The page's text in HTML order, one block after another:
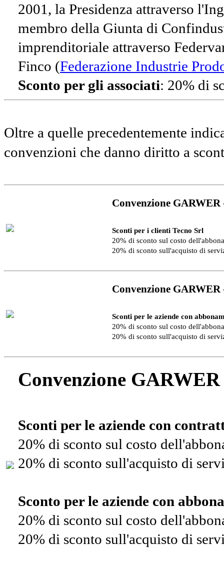
2001, la Presidenza attraverso
membro della Giunta di
imprenditoriale attraverso
Finco (Federazione Industrie
Sconto per gli associati: 20% di
Oltre a quelle precedentemente
convenzioni che danno diritto a
Convenzione
Sconti per i clienti Tecno Srl
20% di sconto sul costo
20% di sconto sull'acquisto di
Convenzione
Sconti per le aziende con
20% di sconto sul costo
20% di sconto sull'acquisto di
Convenzione
Sconti per le aziende con
20% di sconto sul costo
20% di sconto sull'acquisto di
Sconto per le aziende con
20% di sconto sul costo
20% di sconto sull'acquisto di